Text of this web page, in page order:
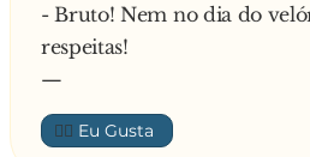
- Bruto! Nem no dia do
respeitas!
—
👍🏼